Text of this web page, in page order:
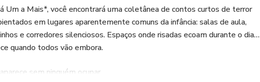
Um a Mais*, você encontrará uma coletânea de contos curtos de terror
em lugares aparentemente comuns da infância: salas de aula,
e corredores silenciosos. Espaços onde risadas ecoam durante o dia…
quando todos vão embora.
sem ninguém ocupar.